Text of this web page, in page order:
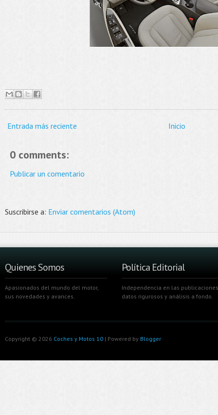
Entrada más reciente Inicio
0 comments:
Publicar un comentario
Suscribirse a: Enviar comentarios (Atom)
Quienes Somos
Apasionados del mundo del motor,
sus novedades y avances.
Política Editorial
Independencia en las
datos rigurosos y análisis a fondo.
Copyright © 2026 Coches y Motos 10 | Powered by Blogger